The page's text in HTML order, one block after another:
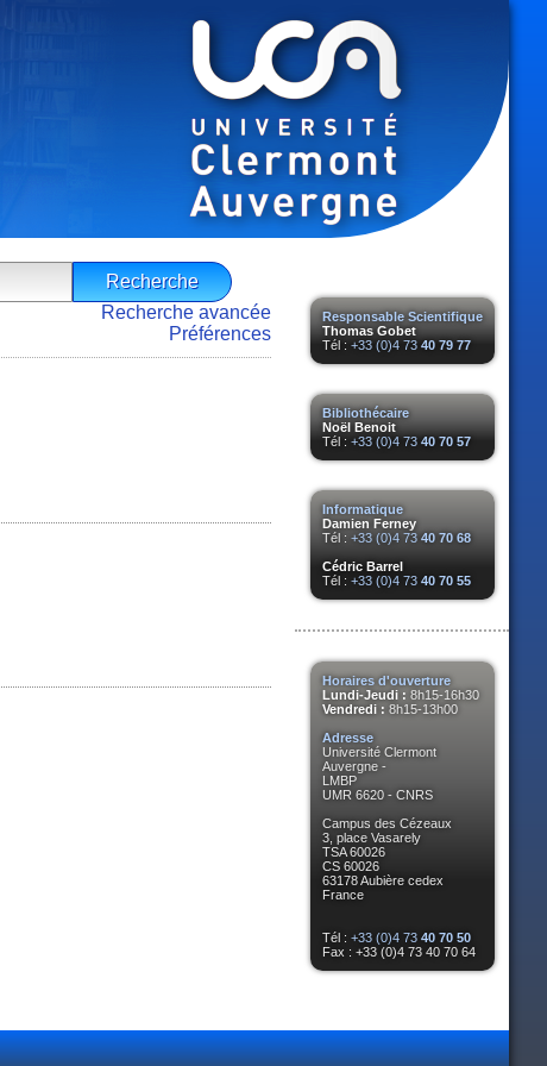
Responsable Scientifique
Thomas Gobet
Tél : +33 (0)4 73 40 79 77
Bibliothécaire
Noël Benoit
Tél : +33 (0)4 73 40 70 57
Informatique
Damien Ferney
Tél : +33 (0)4 73 40 70 68
Cédric Barrel
Tél : +33 (0)4 73 40 70 55
Horaires d'ouverture
Lundi-Jeudi : 8h15-16h30
Vendredi : 8h15-13h00
Adresse
Université Clermont
Auvergne -
LMBP
UMR 6620 - CNRS
Campus des Cézeaux
3, place Vasarely
TSA 60026
CS 60026
63178 Aubière cedex
France
Tél : +33 (0)4 73 40 70 50
Fax : +33 (0)4 73 40 70 64
Recherche avancée
Préférences